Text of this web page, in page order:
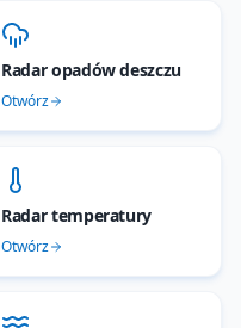
Radar opadów deszczu
Otwórz
Radar temperatury
Otwórz